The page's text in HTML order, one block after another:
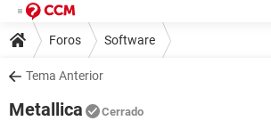
Foros Software
Tema Anterior
Metallica Cerrado